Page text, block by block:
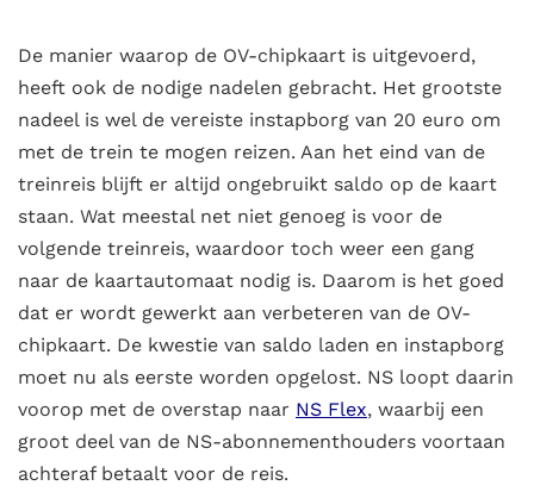
De manier waarop de OV-chipkaart is uitgevoerd,
heeft ook de nodige nadelen gebracht. Het grootste
nadeel is wel de vereiste instapborg van 20 euro om
met de trein te mogen reizen. Aan het eind van de
treinreis blijft er altijd ongebruikt saldo op de kaart
staan. Wat meestal net niet genoeg is voor de
volgende treinreis, waardoor toch weer een gang
naar de kaartautomaat nodig is. Daarom is het goed
dat er wordt gewerkt aan verbeteren van de OV-
chipkaart. De kwestie van saldo laden en instapborg
moet nu als eerste worden opgelost. NS loopt daarin
voorop met de overstap naar NS Flex, waarbij een
groot deel van de NS-abonnementhouders voortaan
achteraf betaalt voor de reis.